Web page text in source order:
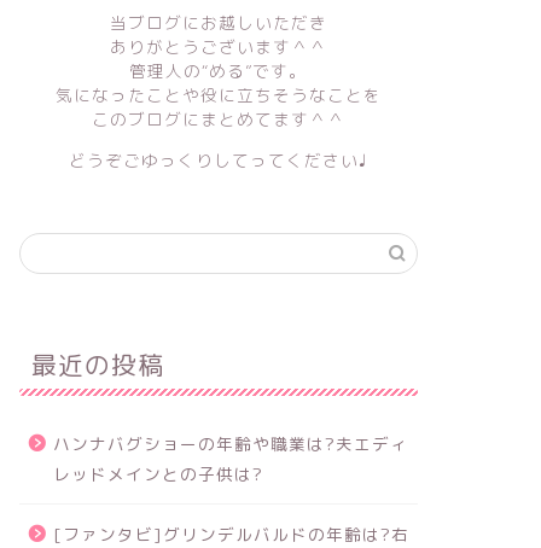
当ブログにお越しいただき
ありがとうございます＾＾
管理人の“める”です。
気になったことや役に立ちそうなことを
このブログにまとめてます＾＾
どうぞごゆっくりしてってください♩
最近の投稿
ハンナバグショーの年齢や職業は?夫エディ
レッドメインとの子供は?
[ファンタビ]グリンデルバルドの年齢は?右